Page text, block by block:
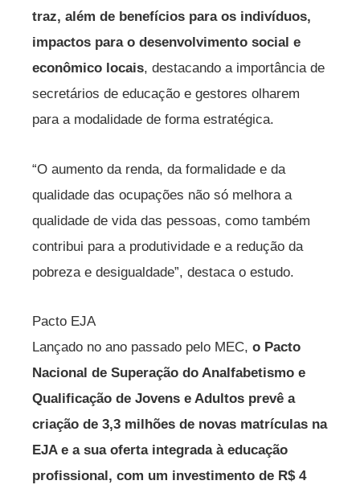
traz, além de benefícios para os indivíduos,
impactos para o desenvolvimento social e
econômico locais, destacando a importância de
secretários de educação e gestores olharem
para a modalidade de forma estratégica.
“O aumento da renda, da formalidade e da
qualidade das ocupações não só melhora a
qualidade de vida das pessoas, como também
contribui para a produtividade e a redução da
pobreza e desigualdade”, destaca o estudo.
Pacto EJA
Lançado no ano passado pelo MEC, o Pacto
Nacional de Superação do Analfabetismo e
Qualificação de Jovens e Adultos prevê a
criação de 3,3 milhões de novas matrículas na
EJA e a sua oferta integrada à educação
profissional, com um investimento de R$ 4